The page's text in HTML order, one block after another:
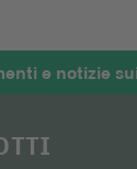
e notizie